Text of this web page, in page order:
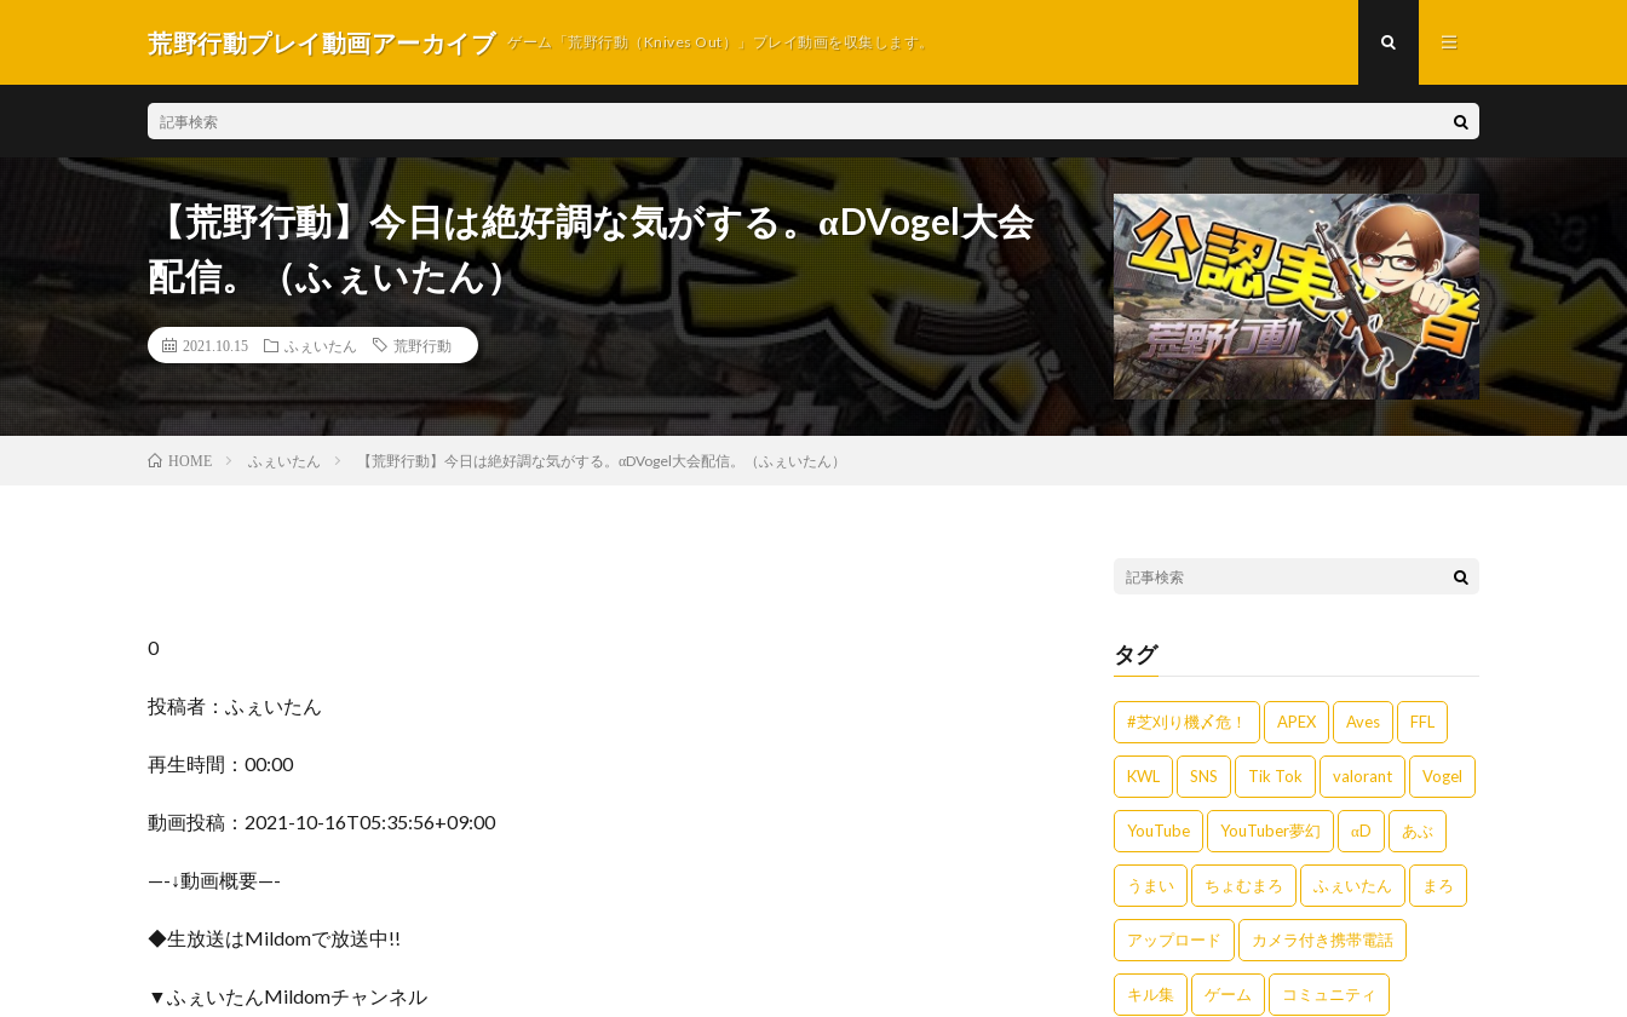
荒野行動プレイ動画アーカイブ ゲーム「荒野行動（Knives Out）」プレイ動画を収集します。
【荒野行動】今日は絶好調な気がする。αDVogel大会
配信。（ふぇいたん）
2021.10.15 ふぇいたん 荒野行動
HOME ふぇいたん 【荒野行動】今日は絶好調な気がする。αDVogel大会配信。（ふぇいたん）
0
投稿者：ふぇいたん
再生時間：00:00
動画投稿：2021-10-16T05:35:56+09:00
—-↓動画概要—-
◆生放送はMildomで放送中!!
▼ふぇいたんMildomチャンネル
タグ
#芝刈り機〆危！ APEX Aves FFL
KWL SNS Tik Tok valorant Vogel
YouTube YouTuber夢幻 αD あぶ
うまい ちょむまろ ふぇいたん まろ
アップロード カメラ付き携帯電話
キル集 ゲーム コミュニティ